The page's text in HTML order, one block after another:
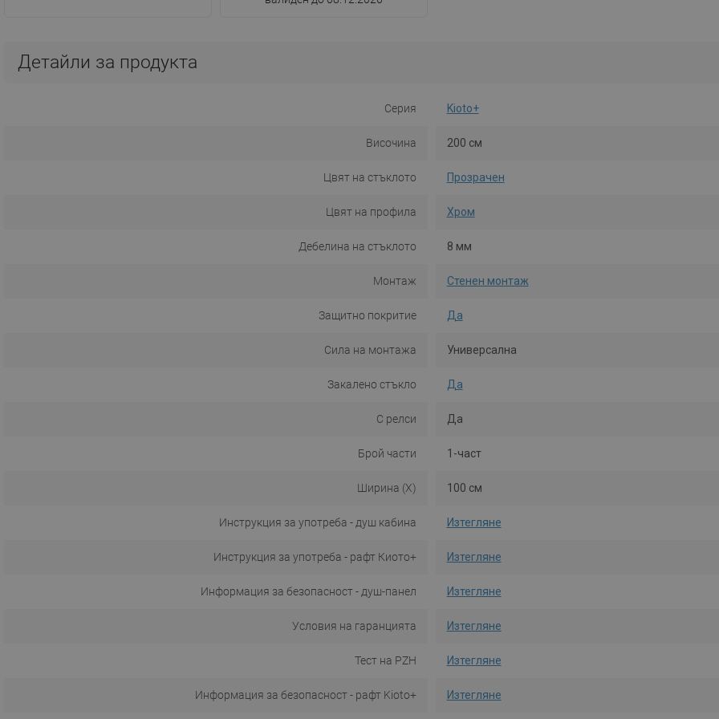
Детайли за продукта
Серия Kioto+
Височина 200 см
Цвят на стъклото Прозрачен
Цвят на профила Хром
Дебелина на стъклото 8 мм
Монтаж Стенен монтаж
Защитно покритие Да
Сила на монтажа Универсална
Закалено стъкло Да
С релси Да
Брой части 1-част
Ширина (X) 100 см
Инструкция за употреба - душ кабина Изтегляне
Инструкция за употреба - рафт Киото+ Изтегляне
Информация за безопасност - душ-панел Изтегляне
Условия на гаранцията Изтегляне
Тест на PZH Изтегляне
Информация за безопасност - рафт Kioto+ Изтегляне